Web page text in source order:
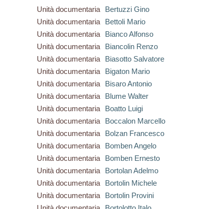
Unità documentaria
Bertuzzi Gino
Unità documentaria
Bettoli Mario
Unità documentaria
Bianco Alfonso
Unità documentaria
Biancolin Renzo
Unità documentaria
Biasotto Salvatore
Unità documentaria
Bigaton Mario
Unità documentaria
Bisaro Antonio
Unità documentaria
Blume Walter
Unità documentaria
Boatto Luigi
Unità documentaria
Boccalon Marcello
Unità documentaria
Bolzan Francesco
Unità documentaria
Bomben Angelo
Unità documentaria
Bomben Ernesto
Unità documentaria
Bortolan Adelmo
Unità documentaria
Bortolin Michele
Unità documentaria
Bortolin Provini